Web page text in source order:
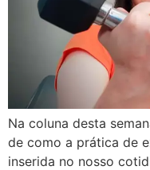
Na coluna desta
de como a prática de
inserida no nosso